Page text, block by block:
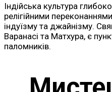
Індійська культура
релігійними
індуїзму та джайнізму.
Варанасі та Матхура, є
паломників.